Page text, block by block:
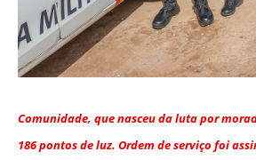
Comunidade, que nasceu da luta por
186 pontos de luz. Ordem de serviço foi